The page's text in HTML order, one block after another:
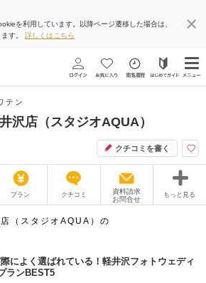
を利用しています。以降ページ遷移した場合は、
す。 詳しくはこちら
テン
沢店（スタジオAQUA）
クチコミを書く
プラン クチコミ
資料請求
お問合せ
もっと見る
フォトグラファー
（スタジオAQUA）の
によく選ばれている！軽井沢フォトウェディ
ランBEST5